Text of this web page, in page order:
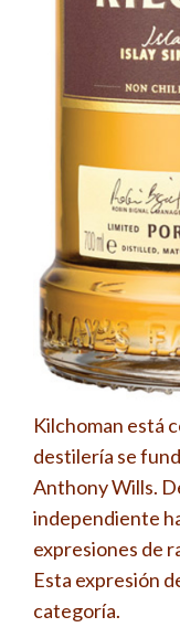
Kilchoman está
destilería se
Anthony Wills.
independiente
expresiones de
Esta expresión
categoría.